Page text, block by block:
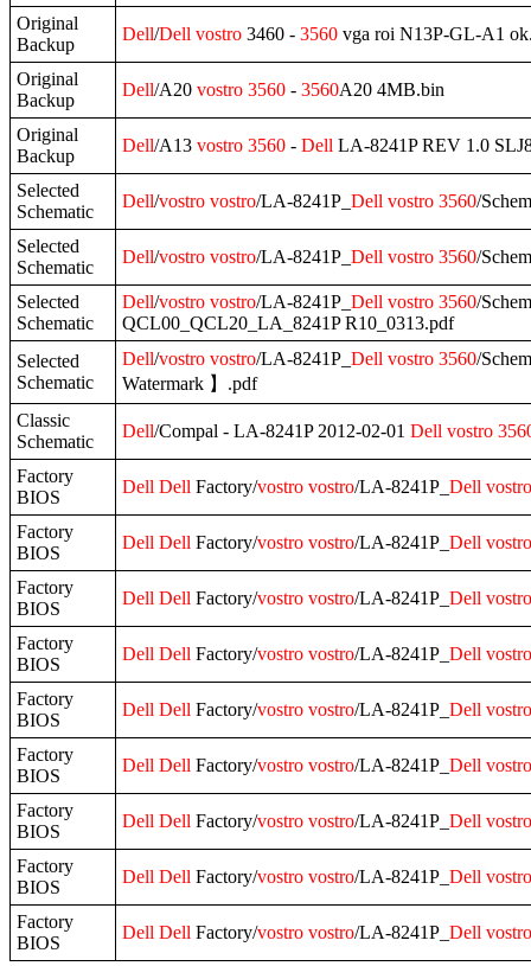
Original
Backup
Dell/Dell vostro 3460 - 3560 vga roi N13P-GL-A1
Original
Backup
Dell/A20 vostro 3560 - 3560A20 4MB.bin
Original
Backup
Dell/A13 vostro 3560 - Dell LA-8241P REV 1.0
Selected
Schematic
Dell/vostro vostro/LA-8241P_ Dell vostro 3560/
Selected
Schematic
Dell/vostro vostro/LA-8241P_ Dell vostro 3560/
Selected
Schematic
Dell/vostro vostro/LA-8241P_ Dell vostro 3560/
QCL00_QCL20_LA_8241P R10_0313.pdf
Selected
Schematic
Dell/vostro vostro/LA-8241P_ Dell vostro 3560/
Watermark 】.pdf
Classic
Schematic
Dell/Compal - LA-8241P 2012-02-01 Dell vostro
Factory
BIOS
Dell Dell Factory/vostro vostro/LA-8241P_ Dell vostro
Factory
BIOS
Dell Dell Factory/vostro vostro/LA-8241P_ Dell vostro
Factory
BIOS
Dell Dell Factory/vostro vostro/LA-8241P_ Dell vostro
Factory
BIOS
Dell Dell Factory/vostro vostro/LA-8241P_ Dell vostro
Factory
BIOS
Dell Dell Factory/vostro vostro/LA-8241P_ Dell vostro
Factory
BIOS
Dell Dell Factory/vostro vostro/LA-8241P_ Dell vostro
Factory
BIOS
Dell Dell Factory/vostro vostro/LA-8241P_ Dell vostro
Factory
BIOS
Dell Dell Factory/vostro vostro/LA-8241P_ Dell vostro
Factory
BIOS
Dell Dell Factory/vostro vostro/LA-8241P_ Dell vostro